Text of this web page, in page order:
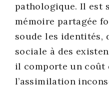
patho­lo­gique. Il est
mémoire par­ta­gée
soude les iden­ti­tés,
sociale à des
il com­porte un coût
l’assimilation